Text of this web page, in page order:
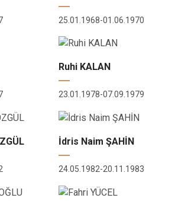
Çatalzeytin
Devrekani
25.01.1968-01.06.1970
Ruhi KALAN
23.01.1978-07.09.1979
İdris Naim ŞAHİN
24.05.1982-20.11.1983